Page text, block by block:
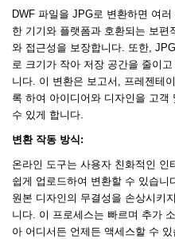
DWF 파일을 JPG로 변환하면 여
한 기기와 플랫폼과 호환되는 보
와 접근성을 보장합니다. 또한,
로 크기가 작아 저장 공간을 줄이
니다. 이 변환은 보고서, 프레젠테
록 하여 아이디어와 디자인을 고
수 있게 합니다.
변환 작동 방식:
온라인 도구는 사용자 친화적인 인
쉽게 업로드하여 변환할 수 있습니
원본 디자인의 무결성을 손상시키
니다. 이 프로세스는 빠르며 추가
아 어디서든 언제든 액세스할 수 있